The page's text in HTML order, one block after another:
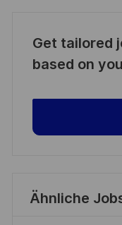
Get tailored
based on
Ähnliche